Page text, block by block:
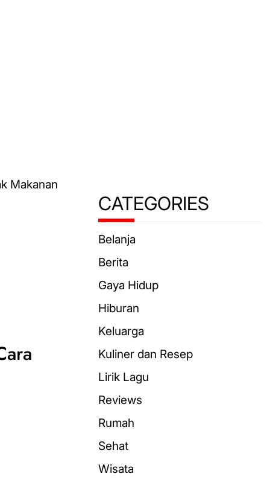
CATEGORIES
Belanja
Berita
Gaya Hidup
Hiburan
Keluarga
Kuliner dan Resep
Lirik Lagu
Reviews
Rumah
Sehat
Wisata